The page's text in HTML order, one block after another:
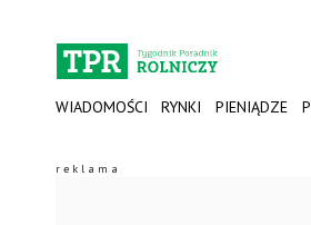
WIADOMOŚCI RYNKI PIENIĄDZE